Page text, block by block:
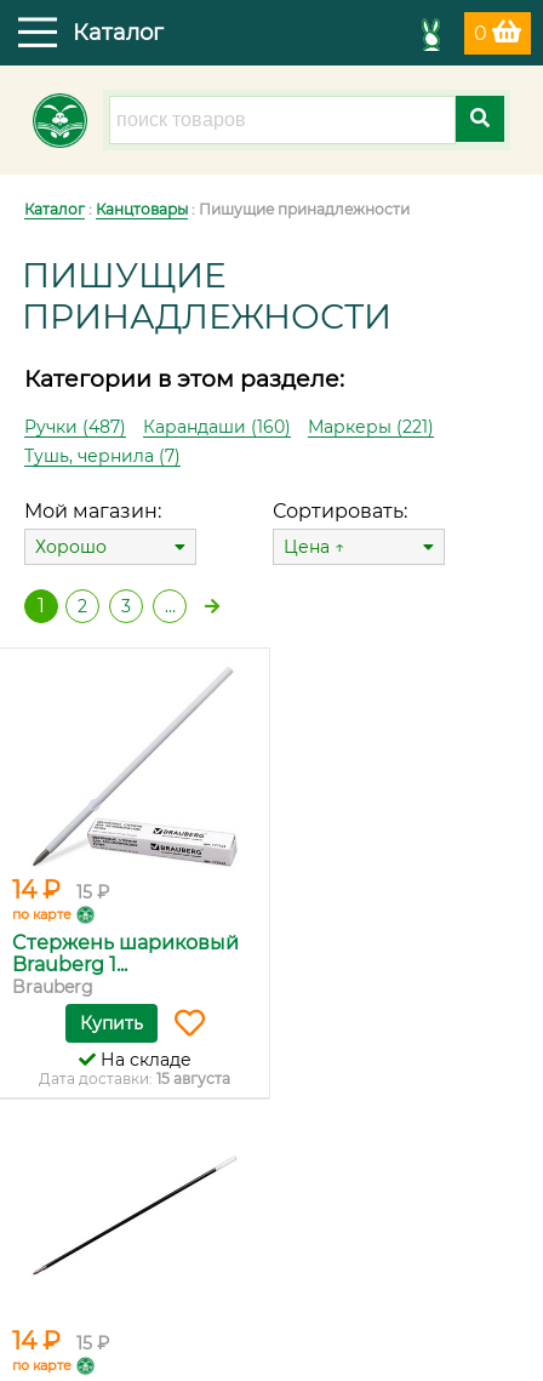
0
Каталог
Каталог: Канцтовары : Пишущие принадлежности
ПИШУЩИЕ
ПРИНАДЛЕЖНОСТИ
Категории в этом разделе:
Ручки (487) Карандаши (160)
Маркеры (221)
Тушь, чернила (7)
Мой магазин:
Хорошо
Сортировать:
Цена ↑
1 2 3 …
14 ₽ 15 ₽
по карте
Cтержень шариковый
Brauberg 1...
Brauberg
Купить
На складе
Дата доставки: 15 августа
14 ₽ 15 ₽
по карте